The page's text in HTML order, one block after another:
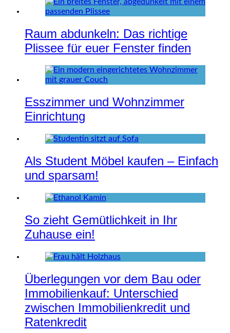
Raum abdunkeln: Das richtige
Plissee für euer Fenster finden
Esszimmer und Wohnzimmer
Einrichtung
Als Student Möbel kaufen – Einfach
und sparsam!
So zieht Gemütlichkeit in Ihr
Zuhause ein!
Überlegungen vor dem Bau oder
Immobilienkauf: Unterschied
zwischen Immobilienkredit und
Ratenkredit